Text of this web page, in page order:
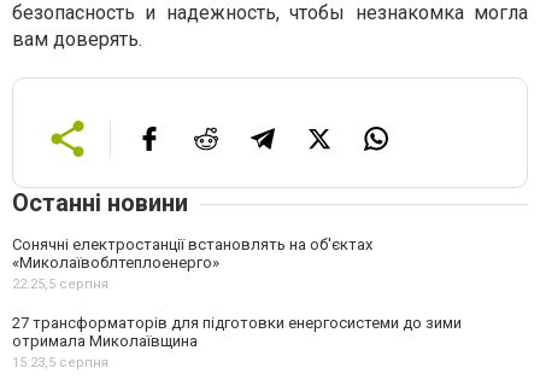
безопасность и надежность, чтобы незнакомка могла
вам доверять.
Останні новини
Сонячні електростанції встановлять на об'єктах
«Миколаївоблтеплоенерго»
22:25,5 серпня
27 трансформаторів для підготовки енергосистеми до зими
отримала Миколаївщина
15:23,5 серпня